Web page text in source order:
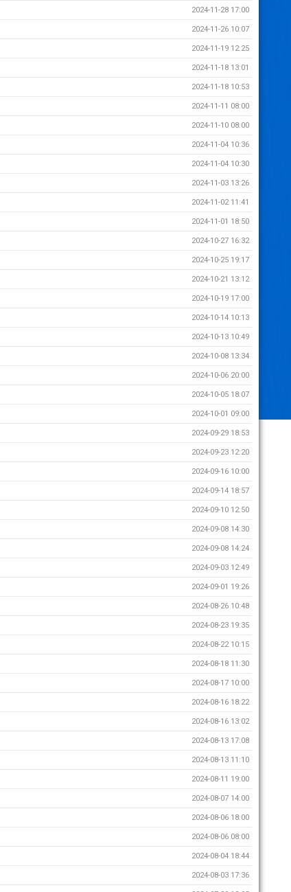
2024-11-28 17:00
2024-11-26 10:07
2024-11-19 12:25
2024-11-18 13:01
2024-11-18 10:53
2024-11-11 08:00
2024-11-10 08:00
2024-11-04 10:36
2024-11-04 10:30
2024-11-03 13:26
2024-11-02 11:41
2024-11-01 18:50
2024-10-27 16:32
2024-10-25 19:17
2024-10-21 13:12
2024-10-19 17:00
2024-10-14 10:13
2024-10-13 10:49
2024-10-08 13:34
2024-10-06 20:00
2024-10-05 18:07
2024-10-01 09:00
2024-09-29 18:53
2024-09-23 12:20
2024-09-16 10:00
2024-09-14 18:57
2024-09-10 12:50
2024-09-08 14:30
2024-09-08 14:24
2024-09-03 12:49
2024-09-01 19:26
2024-08-26 10:48
2024-08-23 19:35
2024-08-22 10:15
2024-08-18 11:30
2024-08-17 10:00
2024-08-16 18:22
2024-08-16 13:02
2024-08-13 17:08
2024-08-13 11:10
2024-08-11 19:00
2024-08-07 14:00
2024-08-06 18:00
2024-08-06 08:00
2024-08-04 18:44
2024-08-03 17:36